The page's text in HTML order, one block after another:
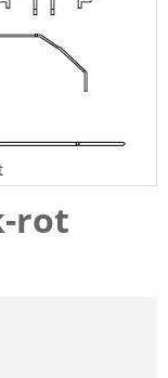
rot